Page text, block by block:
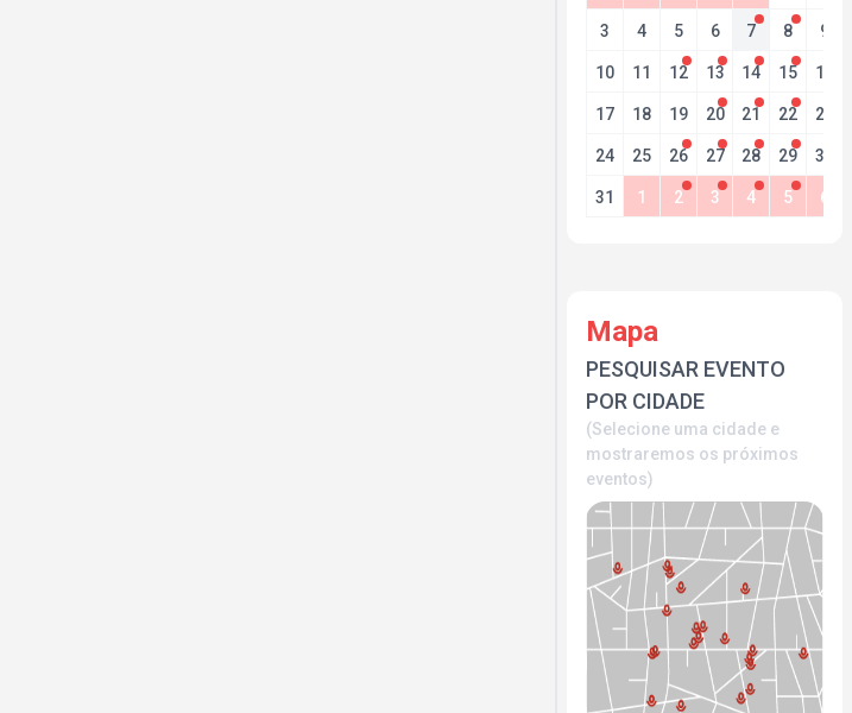
3 4 5 6 7 8 9
10 11 12 13 14 15 16
17 18 19 20 21 22 23
24 25 26 27 28 29 30
31 1 2 3 4 5 6
Mapa
PESQUISAR EVENTO
POR CIDADE
(Selecione uma cidade e
mostraremos os próximos
eventos)